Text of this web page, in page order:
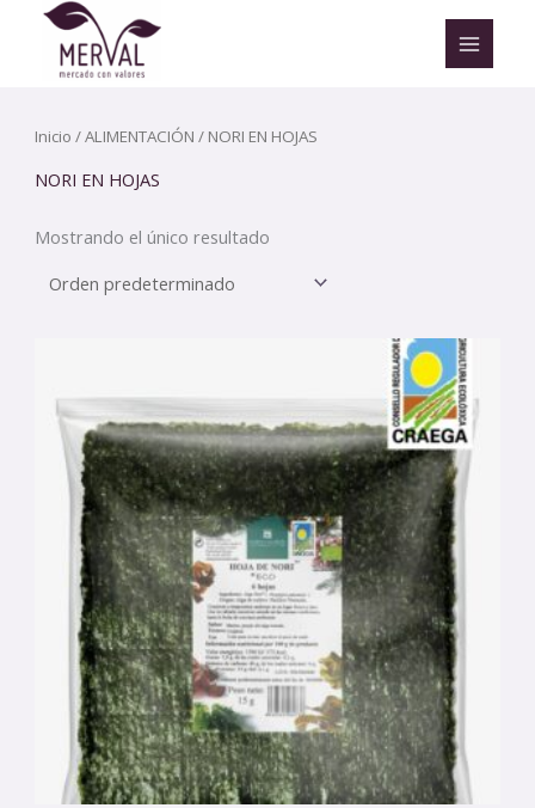
contenido
Inicio /ALIMENTACIÓN / NORI EN HOJAS
NORI EN HOJAS
Mostrando el único resultado